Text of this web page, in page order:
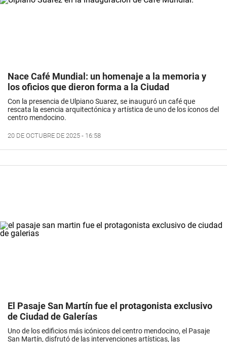
Nace Café Mundial: un homenaje a la memoria y
los oficios que dieron forma a la Ciudad
Con la presencia de Ulpiano Suarez, se inauguró un café que
rescata la esencia arquitectónica y artística de uno de los íconos del
centro mendocino.
20 DE OCTUBRE DE 2025 - 16:58
El Pasaje San Martín fue el protagonista exclusivo
de Ciudad de Galerías
Uno de los edificios más icónicos del centro mendocino, el Pasaje
San Martín, disfrutó de las intervenciones artísticas, las